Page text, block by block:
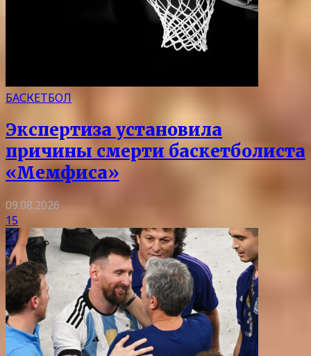
БАСКЕТБОЛ
Экспертиза установила
причины смерти баскетболиста
«Мемфиса»
09.08.2026
15